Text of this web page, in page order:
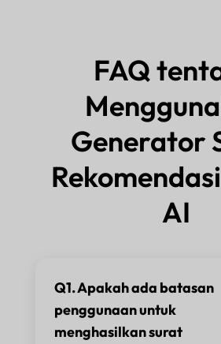
FAQ
Generator
AI
Q1. Apakah ada batasan
penggunaan untuk
menghasilkan surat